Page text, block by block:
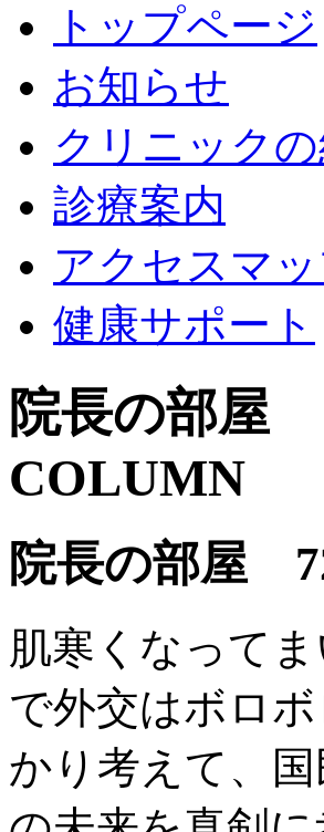
トップページ
お知らせ
クリニック
診療案内
アクセスマ
健康サポート
院長の部屋
COLUMN
院長の部屋
肌寒くなって
で外交はボロ
かり考えて、